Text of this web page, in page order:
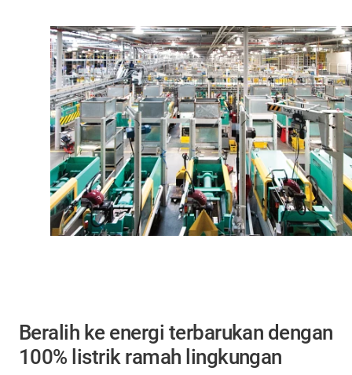
Beralih ke energi terbarukan dengan
100% listrik ramah lingkungan